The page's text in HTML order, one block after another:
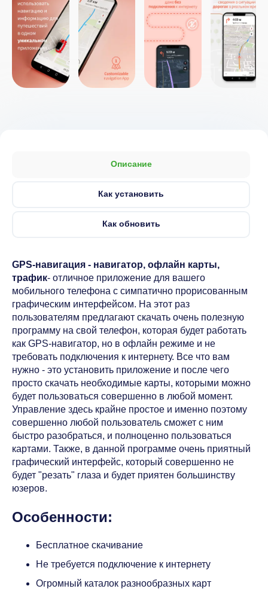
Описание
Как установить
Как обновить
GPS-навигация - навигатор, офлайн карты,
трафик- отличное приложение для вашего
мобильного телефона с симпатично прорисованным
графическим интерфейсом. На этот раз
пользователям предлагают скачать очень полезную
программу на свой телефон, которая будет работать
как GPS-навигатор, но в офлайн режиме и не
требовать подключения к интернету. Все что вам
нужно - это установить приложение и после чего
просто скачать необходимые карты, которыми можно
будет пользоваться совершенно в любой момент.
Управление здесь крайне простое и именно поэтому
совершенно любой пользователь сможет с ним
быстро разобраться, и полноценно пользоваться
картами. Также, в данной программе очень приятный
графический интерфейс, который совершенно не
будет "резать" глаза и будет приятен большинству
юзеров.
Особенности:
Бесплатное скачивание
Не требуется подключение к интернету
Огромный каталок разнообразных карт